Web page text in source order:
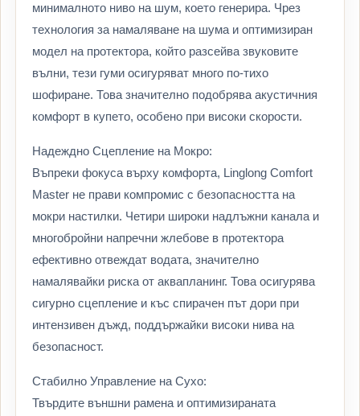
минималното ниво на шум, което генерира. Чрез
технология за намаляване на шума и оптимизиран
модел на протектора, който разсейва звуковите
вълни, тези гуми осигуряват много по-тихо
шофиране. Това значително подобрява акустичния
комфорт в купето, особено при високи скорости.
Надеждно Сцепление на Мокро:
Въпреки фокуса върху комфорта, Linglong Comfort
Master не прави компромис с безопасността на
мокри настилки. Четири широки надлъжни канала и
многобройни напречни жлебове в протектора
ефективно отвеждат водата, значително
намалявайки риска от аквапланинг. Това осигурява
сигурно сцепление и къс спирачен път дори при
интензивен дъжд, поддържайки високи нива на
безопасност.
Стабилно Управление на Сухо:
Твърдите външни рамена и оптимизираната